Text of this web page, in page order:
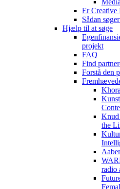
Er Creative
Sådan
Hjælp til at søge
projekt
FAQ
Find
Forstå den
Knud
the
radio